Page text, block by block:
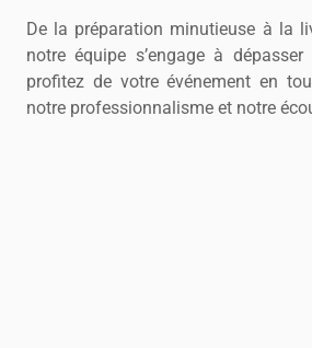
De la préparation minutieuse à la
notre équipe s’engage à
profitez de votre événement en
notre professionnalisme et notre